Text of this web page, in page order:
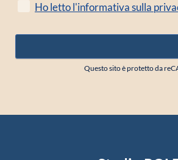
Ho letto l'informativa sulla
Questo sito è protetto da